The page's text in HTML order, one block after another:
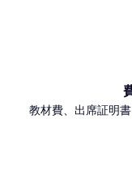
教材費、出席証明